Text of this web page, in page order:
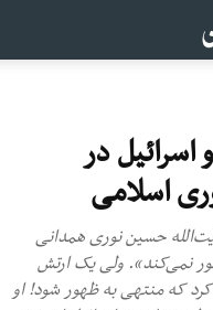
در
اسلامی
حسین نوری همدانی
نمی‌کند». ولی یک ارتش
که منتهی به ظهور شود! او